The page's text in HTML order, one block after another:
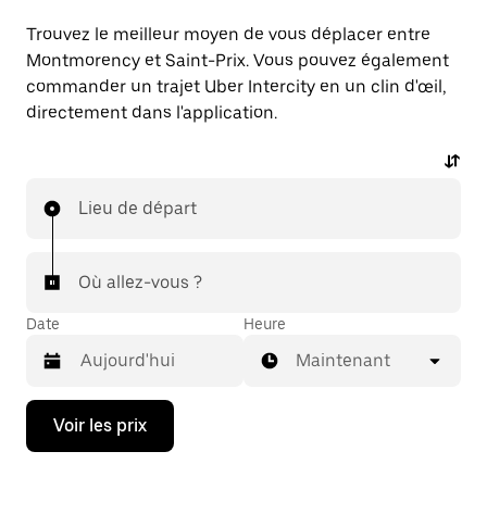
Trouvez le meilleur moyen de vous déplacer entre
Montmorency et Saint-Prix. Vous pouvez également
commander un trajet Uber Intercity en un clin d'œil,
directement dans l'application.
Lieu de départ
Où allez-vous ?
Date
Appuyez
la
Heure
Maintenant
Voir les prix